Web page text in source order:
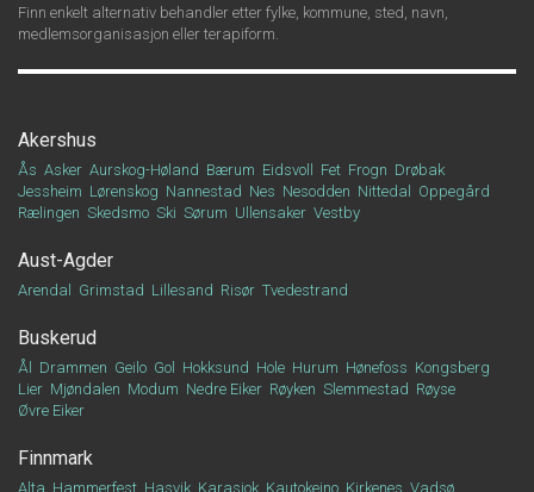
Finn enkelt alternativ behandler etter fylke, kommune, sted, navn,
medlemsorganisasjon eller terapiform.
Akershus
Ås Asker Aurskog-Høland Bærum Eidsvoll Fet Frogn Drøbak
Jessheim Lørenskog Nannestad Nes Nesodden Nittedal
Oppegård
Rælingen Skedsmo Ski Sørum Ullensaker Vestby
Aust-Agder
Arendal Grimstad Lillesand Risør Tvedestrand
Buskerud
Ål Drammen Geilo Gol Hokksund Hole Hurum Hønefoss Kongsberg
Lier Mjøndalen Modum Nedre Eiker Røyken Slemmestad Røyse
Øvre Eiker
Finnmark
Alta Hammerfest Hasvik Karasjok Kautokeino Kirkenes Vadsø